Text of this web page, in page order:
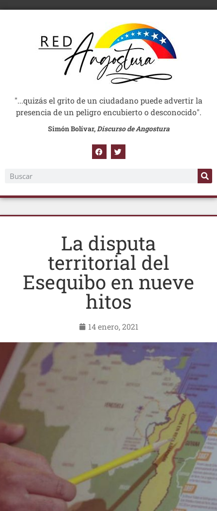
"...quizás el grito de un ciudadano puede advertir la
presencia de un peligro encubierto o desconocido".
Simón Bolívar,Discurso de Angostura
La disputa
territorial del
Esequibo en nueve
hitos
14 enero, 2021